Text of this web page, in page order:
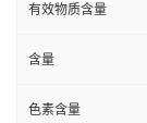
有效物质含量
含量
色素含量